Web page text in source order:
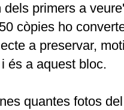
dels primers a
còpies ho
a preservar,
és a aquest bloc.
quantes fotos